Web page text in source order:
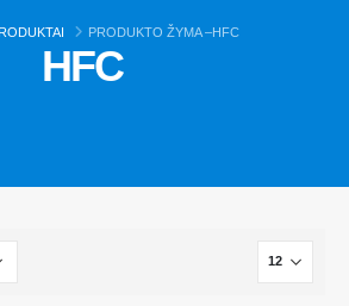
PRODUKTO ŽYMA –HFC
HFC